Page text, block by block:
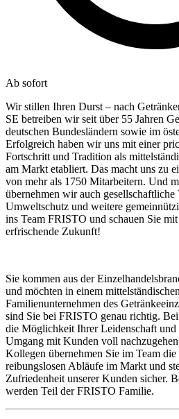
Ab sofort
Wir stillen Ihren Durst – nach
SE betreiben wir seit über 55 Jahren
deutschen Bundesländern sowie im
Erfolgreich haben wir uns mit einer
Fortschritt und Tradition als
am Markt etabliert. Das macht uns zu
von mehr als 1750 Mitarbeitern. Und
übernehmen wir auch
Umweltschutz und weitere
ins Team FRISTO und schauen Sie
erfrischende Zukunft!
Sie kommen aus der
und möchten in einem
Familienunternehmen des
sind Sie bei FRISTO genau richtig.
die Möglichkeit Ihrer Leidenschaft und
Umgang mit Kunden voll
Kollegen übernehmen Sie im Team
reibungslosen Abläufe im Markt und
Zufriedenheit unserer Kunden sicher.
werden Teil der FRISTO Familie.